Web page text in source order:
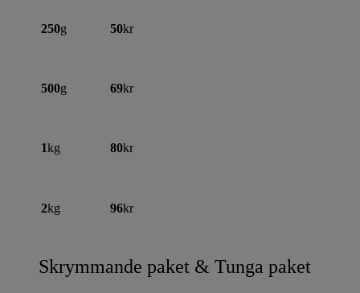
250g 50kr
500g 69kr
1kg 80kr
2kg 96kr
Skrymmande paket & Tunga paket